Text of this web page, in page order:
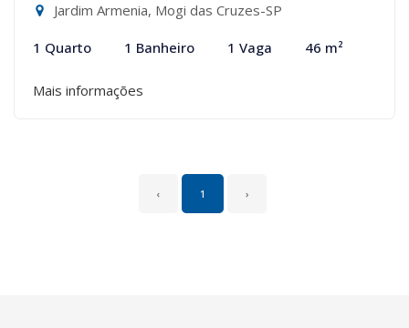
Jardim Armenia, Mogi das Cruzes-SP
1 Quarto 1 Banheiro 1 Vaga 46 m²
Mais informações
‹ 1 ›